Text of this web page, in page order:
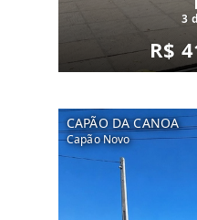
3
R$
CAPÃO DA CANOA
Capão Novo